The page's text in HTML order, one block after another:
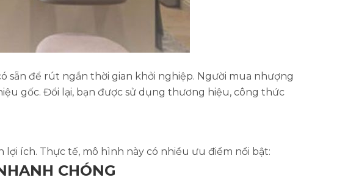
sẵn để rút ngắn thời gian khởi nghiệp. Người mua nhượng
gốc. Đổi lại, bạn được sử dụng thương hiệu, công thức
ích. Thực tế, mô hình này có nhiều ưu điểm nổi bật:
CHÓNG